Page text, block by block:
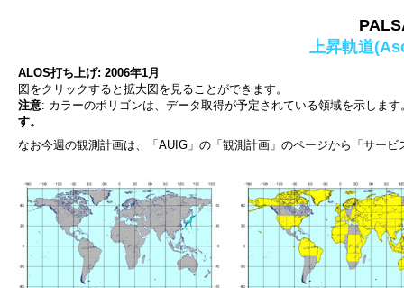
上昇軌道
ALOS打ち上げ: 2006年1月
図をクリックすると拡大図を見ることができます。
注意: カラーのポリゴンは、データ取得が予定されている領域を示します
す。
なお今週の観測計画は、「AUIG」の「観測計画」のページから「サー